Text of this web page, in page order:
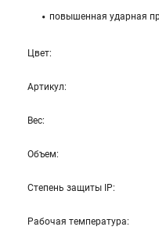
повышенная ударная
Цвет:
Артикул:
Вес:
Объем:
Степень защиты IP:
Рабочая температура: